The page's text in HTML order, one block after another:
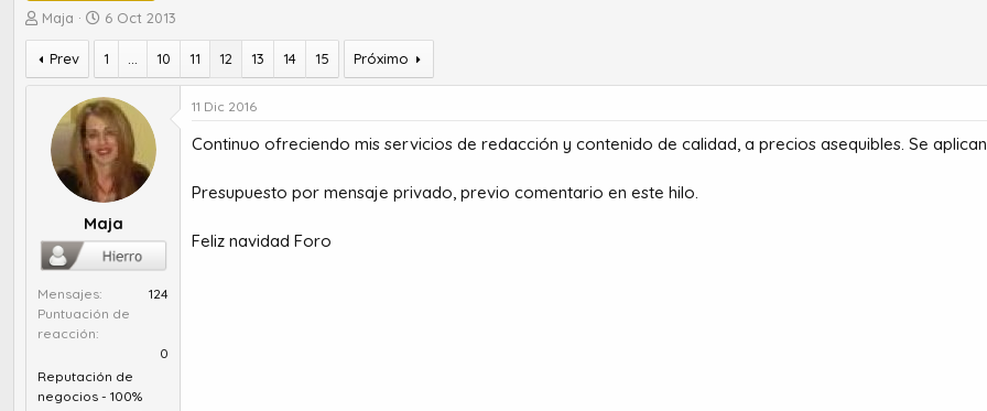
A
u
t
o
Maja
F
e
c
h
a
d
e
i
n
i
c
i
o
6 Oct 2013
Prev 1 10 11 12 13 14 15 Próximo
Maja
Mensajes
124
Puntuación de
reacción
0
Reputación de
negocios - 100%
11 Dic 2016
Continuo ofreciendo mis servicios de redacción y contenido de calidad, a precios asequibles. Se
Presupuesto por mensaje privado, previo comentario en este hilo.
Feliz navidad Foro